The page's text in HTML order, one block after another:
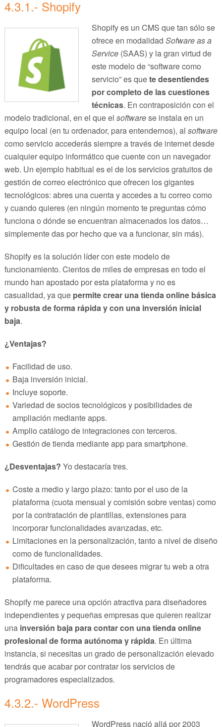
4.3.1.- Shopify
Shopify es un CMS que tan sólo se
ofrece en modalidad Sofware as a
Service(SAAS) y la gran virtud de
este modelo de “software como
servicio” es quete desentiendes
por completo de las cuestiones
técnicas. En contraposición con el
modelo tradicional, en el que el softwarese instala en un
equipo local (en tu ordenador, para entendernos), al software
como servicio accederás siempre a través de internet desde
cualquier equipo informático que cuente con un navegador
web. Un ejemplo habitual es el de los servicios gratuitos de
gestión de correo electrónico que ofrecen los gigantes
tecnológicos: abres una cuenta y accedes a tu correo como
y cuando quieres (en ningún momento te preguntas cómo
funciona o dónde se encuentran almacenados los datos…
simplemente das por hecho que va a funcionar, sin más).
Shopify es la solución líder con este modelo de
funcionamiento. Cientos de miles de empresas en todo el
mundo han apostado por esta plataforma y no es
casualidad, ya que permite crear una tienda online básica
y robusta de forma rápida y con una inversión inicial
baja.
¿Ventajas?
Facilidad de uso.
Baja inversión inicial.
Incluye soporte.
Variedad de socios tecnológicos y posibilidades de
ampliación mediante apps.
Amplio catálogo de integraciones con terceros.
Gestión de tienda mediante app para smartphone.
¿Desventajas? Yo destacaría tres.
Coste a medio y largo plazo: tanto por el uso de la
plataforma (cuota mensual y comisión sobre ventas) como
por la contratación de plantillas, extensiones para
incorporar funcionalidades avanzadas, etc.
Limitaciones en la personalización, tanto a nivel de diseño
como de funcionalidades.
Dificultades en caso de que desees migrar tu web a otra
plataforma.
Shopify me parece una opción atractiva para diseñadores
independientes y pequeñas empresas que quieren realizar
una inversión baja para contar con una tienda online
profesional de forma autónoma y rápida. En última
instancia, si necesitas un grado de personalización elevado
tendrás que acabar por contratar los servicios de
programadores especializados.
4.3.2.- WordPress
WordPress nació allá por 2003